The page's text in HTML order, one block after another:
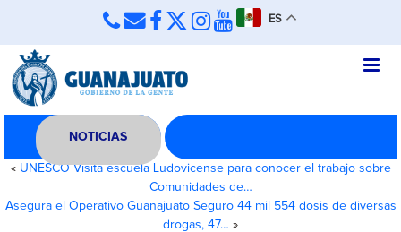
ES
NOTICIAS
« UNESCO Visita escuela Ludovicense para conocer el trabajo sobre
Comunidades de…
Asegura el Operativo Guanajuato Seguro 44 mil 554 dosis de diversas
drogas, 47… »